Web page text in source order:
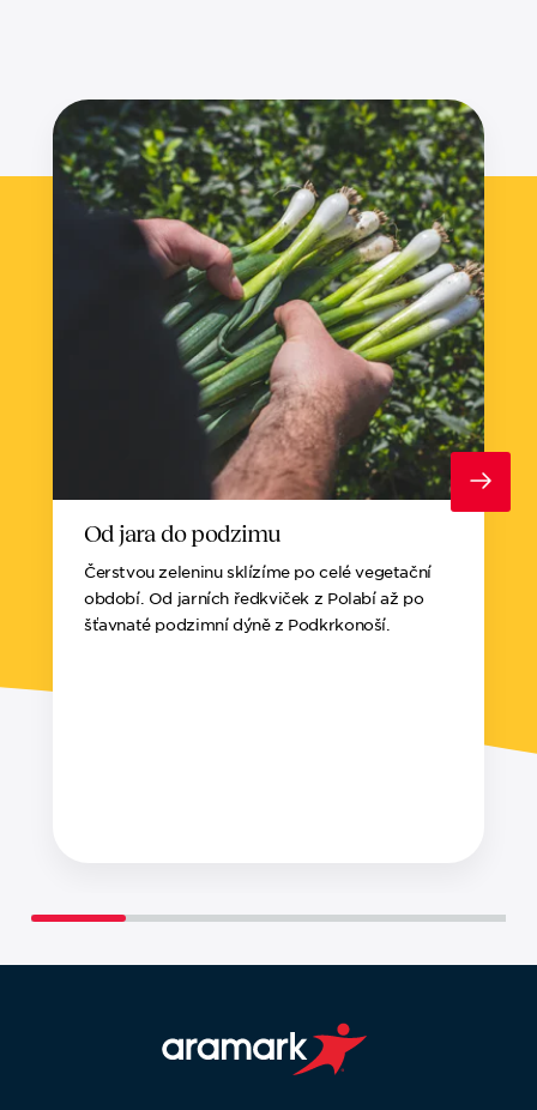
Od jara do podzimu
Čerstvou zeleninu sklízíme po celé vegetační
období. Od jarních ředkviček z Polabí až po
šťavnaté podzimní dýně z Podkrkonoší.